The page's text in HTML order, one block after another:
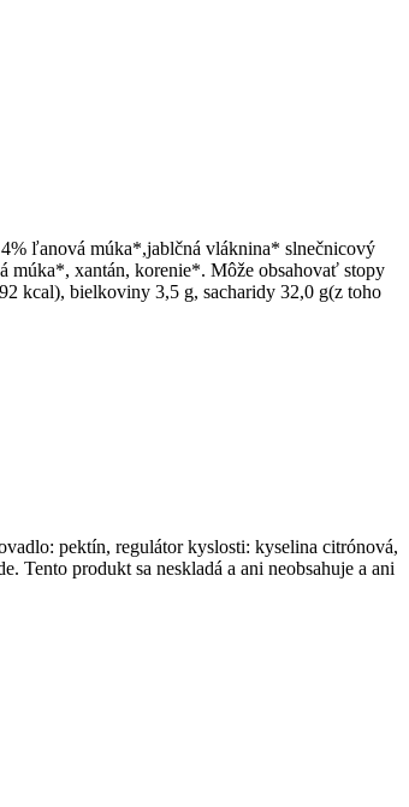
ľanová múka*,jablčná vláknina* slnečnicový
múka*, xantán, korenie*. Môže obsahovať stopy
kcal), bielkoviny 3,5 g, sacharidy 32,0 g(z toho
pektín, regulátor kyslosti: kyselina citrónová,
Tento produkt sa neskladá a ani neobsahuje a ani